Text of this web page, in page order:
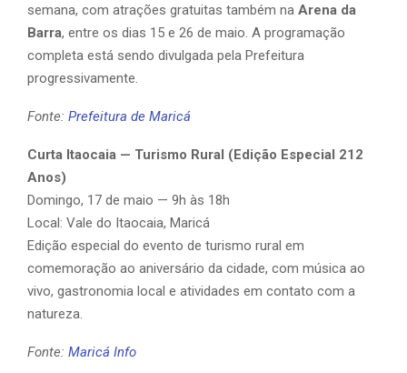
semana, com atrações gratuitas também na Arena da
Barra, entre os dias 15 e 26 de maio. A programação
completa está sendo divulgada pela Prefeitura
progressivamente.
Fonte: Prefeitura de Maricá
Curta Itaocaia — Turismo Rural (Edição Especial 212
Anos)
Domingo, 17 de maio — 9h às 18h
Local: Vale do Itaocaia, Maricá
Edição especial do evento de turismo rural em
comemoração ao aniversário da cidade, com música ao
vivo, gastronomia local e atividades em contato com a
natureza.
Fonte: Maricá Info